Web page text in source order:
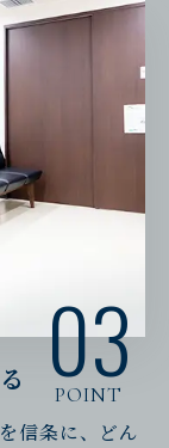
03
POINT
信条に、どん